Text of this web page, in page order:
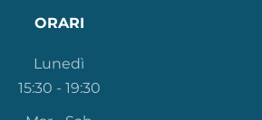
ORARI
Lunedì
15:30 - 19:30